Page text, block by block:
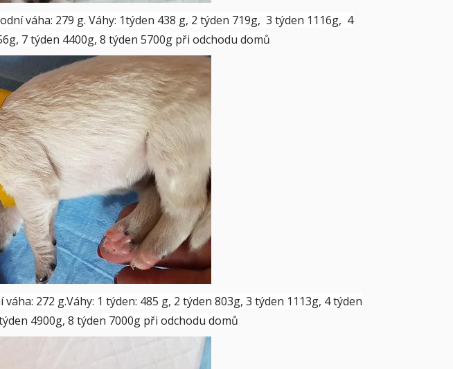
váha: 279 g. Váhy: 1týden 438 g, 2 týden 719g, 3 týden 1116g, 4
7 týden 4400g, 8 týden 5700g při odchodu domů
272 g.Váhy: 1 týden: 485 g, 2 týden 803g, 3 týden 1113g, 4 týden
4900g, 8 týden 7000g při odchodu domů